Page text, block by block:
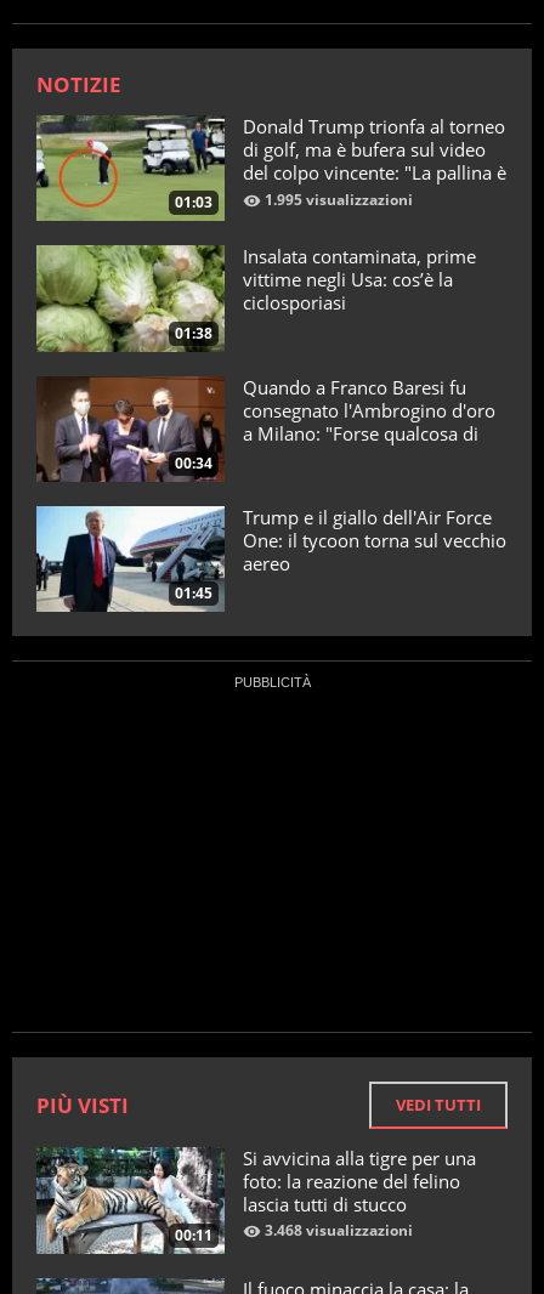
NOTIZIE
01:03
Donald Trump trionfa al torneo
di golf, ma è bufera sul video
del colpo vincente: "La pallina è
telecomandata"
1.995 visualizzazioni
01:38
Insalata contaminata, prime
vittime negli Usa: cos’è la
ciclosporiasi
00:34
Quando a Franco Baresi fu
consegnato l'Ambrogino d'oro
a Milano: "Forse qualcosa di
01:45
Trump e il giallo dell'Air Force
One: il tycoon torna sul vecchio
aereo
PIÙ VISTI VEDI TUTTI
00:11
Si avvicina alla tigre per una
foto: la reazione del felino
lascia tutti di stucco
3.468 visualizzazioni
Il fuoco minaccia la casa: la